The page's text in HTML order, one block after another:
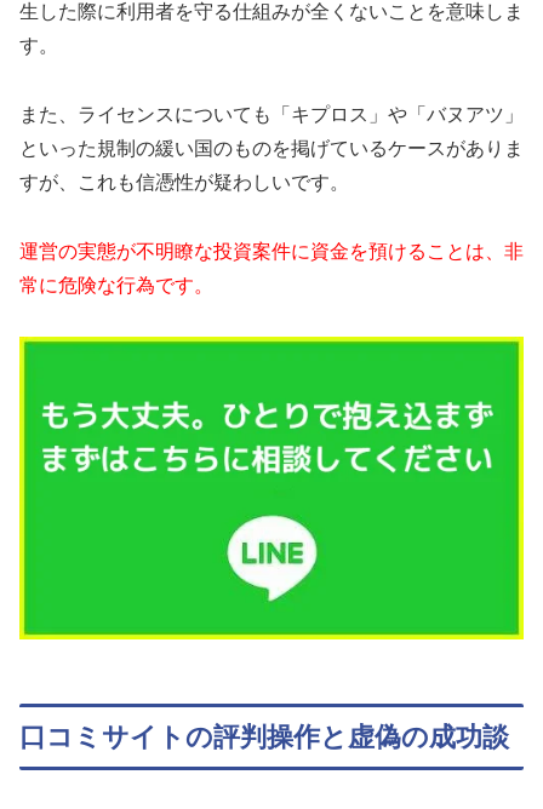
生した際に利用者を守る仕組みが全くないことを意味しま
す。
また、ライセンスについても「キプロス」や「バヌアツ」
といった規制の緩い国のものを掲げているケースがありま
すが、これも信憑性が疑わしいです。
運営の実態が不明瞭な投資案件に資金を預けることは、非
常に危険な行為です。
口コミサイトの評判操作と虚偽の成功談